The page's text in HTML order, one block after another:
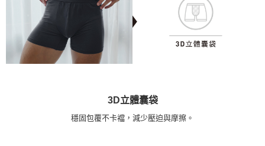
3D立體囊袋
穩固包覆不卡襠，減少壓迫與摩擦。